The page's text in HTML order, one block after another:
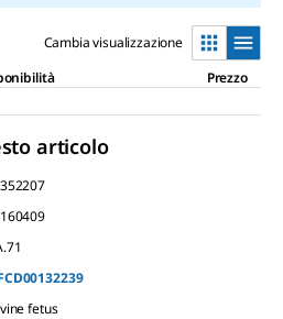
Cambia visualizzazione
Prezzo
articolo
fetus